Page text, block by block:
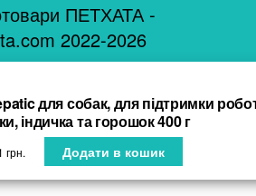
ПЕТХАТА -
2022-2026
для собак, для підтримки
індичка та горошок 400 г
грн. Додати в кошик